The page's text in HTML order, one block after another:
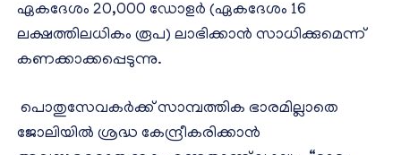
ഏകദേശം 20,000 ഡോളർ (ഏകദേശം 16
ലക്ഷത്തിലധികം രൂപ) ലാഭിക്കാൻ സാധിക്കുമെന്ന്
കണക്കാക്കപ്പെടുന്നു.
പൊതുസേവകർക്ക് സാമ്പത്തിക ഭാരമില്ലാതെ
ജോലിയിൽ ശ്രദ്ധ കേന്ദ്രീകരിക്കാൻ